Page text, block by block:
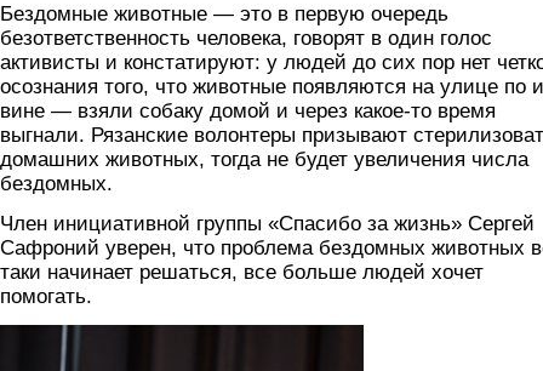
Бездомные животные — это в первую очередь
безответственность человека, говорят в один голос
активисты и констатируют: у людей до сих пор нет
осознания того, что животные появляются на улице по
вине — взяли собаку домой и через какое-то время
выгнали. Рязанские волонтеры призывают
домашних животных, тогда не будет увеличения числа
бездомных.
Член инициативной группы «Спасибо за жизнь» Сергей
Сафроний уверен, что проблема бездомных животных
таки начинает решаться, все больше людей хочет
помогать.
safroniy.jpg